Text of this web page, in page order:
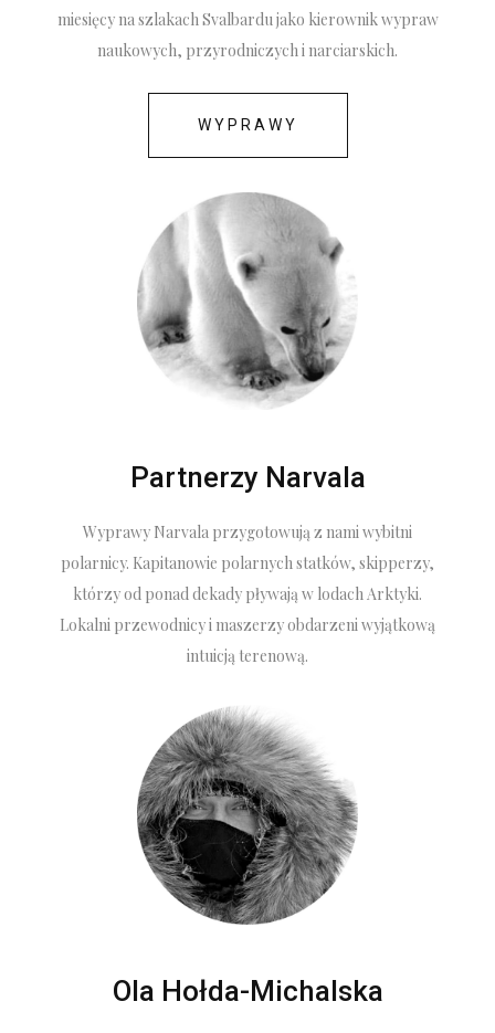
miesięcy na szlakach Svalbardu jako kierownik wypraw
naukowych, przyrodniczych i narciarskich.
WYPRAWY
Partnerzy Narvala
Wyprawy Narvala przygotowują z nami wybitni
polarnicy. Kapitanowie polarnych statków, skipperzy,
którzy od ponad dekady pływają w lodach Arktyki.
Lokalni przewodnicy i maszerzy obdarzeni wyjątkową
intuicją terenową.
Ola Hołda-Michalska